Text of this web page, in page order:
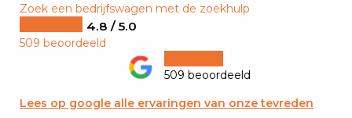
Zoek een bedrijfswagen met de zoekhulp
4.8 / 5.0
509 beoordeeld
509 beoordeeld
Lees op google alle ervaringen van onze tevreden